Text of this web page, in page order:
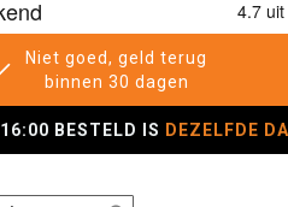
Niet goed, geld terug
binnen 30 dagen
16:00 BESTELD IS DEZELFDE